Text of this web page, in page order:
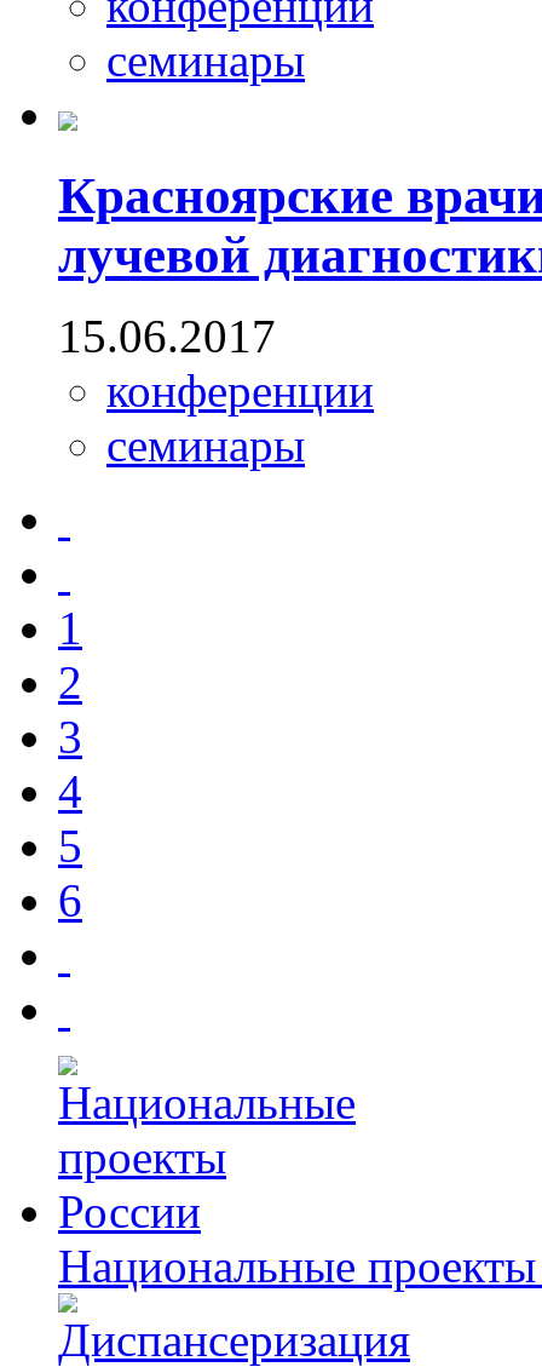
семинары
Красноярские
лучевой
15.06.2017
конференции
семинары
1
2
3
4
5
6
Национальные